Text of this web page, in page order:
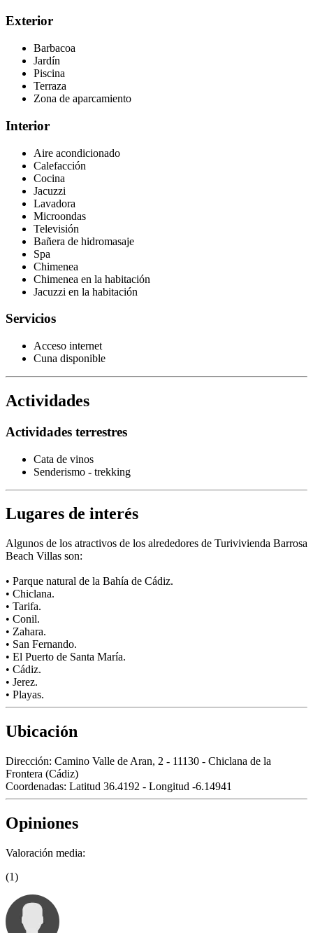
Exterior
Barbacoa
Jardín
Piscina
Terraza
Zona de aparcamiento
Interior
Aire acondicionado
Calefacción
Cocina
Jacuzzi
Lavadora
Microondas
Televisión
Bañera de hidromasaje
Spa
Chimenea
Chimenea en la habitación
Jacuzzi en la habitación
Servicios
Acceso internet
Cuna disponible
Actividades
Actividades terrestres
Cata de vinos
Senderismo - trekking
Lugares de interés
Algunos de los atractivos de los alrededores de Turivivienda Barrosa
Beach Villas son:
• Parque natural de la Bahía de Cádiz.
• Chiclana.
• Tarifa.
• Conil.
• Zahara.
• San Fernando.
• El Puerto de Santa María.
• Cádiz.
• Jerez.
• Playas.
Ubicación
Dirección: Camino Valle de Aran, 2 - 11130 - Chiclana de la
Frontera (Cádiz)
Coordenadas: Latitud 36.4192 - Longitud -6.14941
Opiniones
Valoración media:
(1)